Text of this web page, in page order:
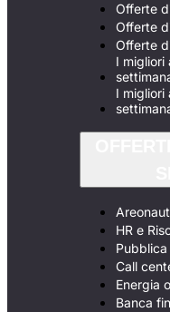
Offerte
Offerte
Offerte
I migliori
I migliori
HR e
Call
Energia
Banca